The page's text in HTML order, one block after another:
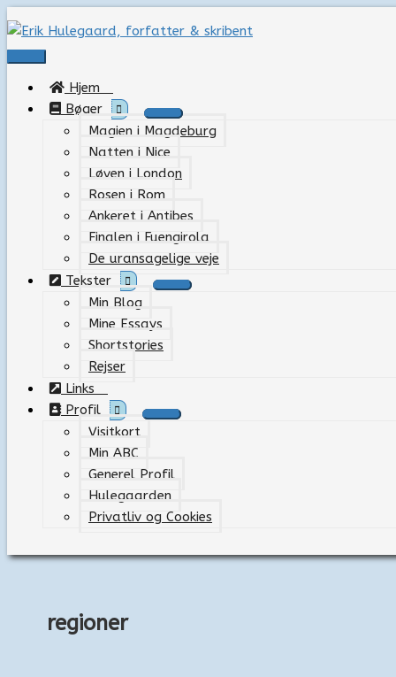
Gå
til
indholdet
Hovedmenu
Hjem
Bøger
Magien i Magdeburg
Natten i Nice
Løven i London
Rosen i Rom
Ankeret i Antibes
Finalen i Fuengirola
De uransagelige veje
Tekster
Min Blog
Mine Essays
Shortstories
Rejser
Links
Profil
Visitkort
Min ABC
Generel Profil
Hulegaarden
Privatliv og Cookies
regioner